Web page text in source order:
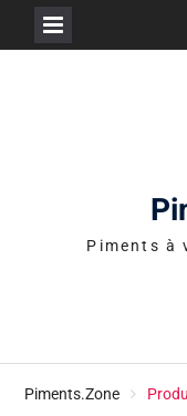
Piments à
Piments.Zone